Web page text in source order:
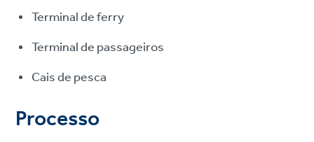
Terminal de ferry
Terminal de passageiros
Cais de pesca
Processo